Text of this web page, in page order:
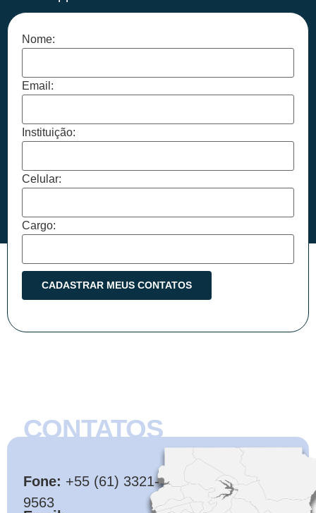
Nome:
Email:
Instituição:
Celular:
Cargo:
CONTATOS
Fone: +55 (61) 3321-
9563